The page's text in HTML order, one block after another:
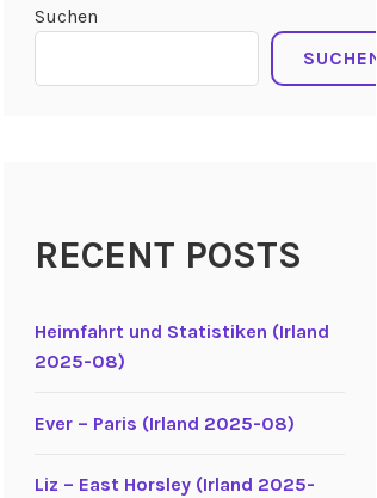
Suchen
SUCHEN
RECENT POSTS
Heimfahrt und Statistiken (Irland
2025-08)
Ever – Paris (Irland 2025-08)
Liz – East Horsley (Irland 2025-